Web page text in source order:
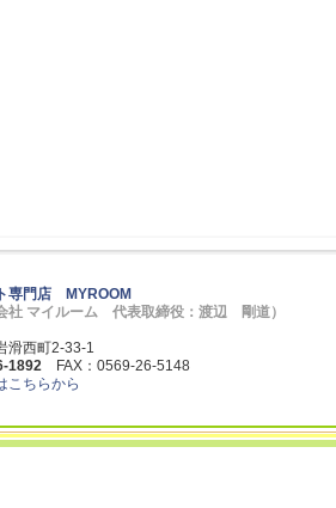
専門店 MYROOM
社 マイルーム 代表取締役：渡辺 剛道）
滑西町2-33-1
1892 FAX：0569-26-5148
こちらから